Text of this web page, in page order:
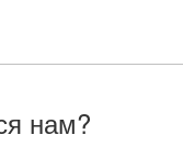
нам?